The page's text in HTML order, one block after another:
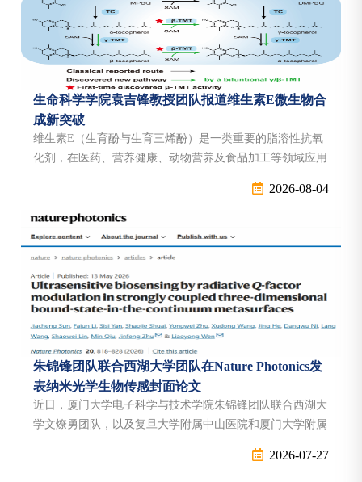
物，也可能成为抗生素耐药基...
生命科学学院袁吉锋教授团队报道维生素E微生物合
成新突破
维生素E（生育酚与生育三烯酚）是一类重要的脂溶性抗氧
化剂，在医药、营养健康、动物营养及食品加工等领域应用
体。当前，全球约80%的α-生育酚源于化学合成，而天然提
取则受限于植物生长周期冗长及分离纯化工艺繁杂等因素。
利用微生物细胞工厂构建绿色、可持续的生物合成路线是极
具潜力的替代策略，但该领域长期面临生育酚产量较低的瓶
颈。经典的植物源α-生育酚合成途径高...
2026-08-04
朱锦锋团队联合西湖大学团队在Nature Photonics发
表纳米光学生物传感封面论文
近日，厦门大学电子科学与技术学院朱锦锋团队联合西湖大
学文燎勇团队，以及复旦大学附属中山医院和厦门大学附属
展。相关成果以“UltrasensitivebiosensingbyradiativeQ-
2026-07-27
【南强学术讲座】Innovation in Electrochemical
technologies for the low carbon energy transition
2026-05-13 10:00:15
翔安校区嘉庚创新实验室3号楼二层报告厅
碳汇交易市场规则与金融治理方案
2026-04-21 15:30:00
则和司法实践启示
2026-04-08 15:30:40
软件园一期元汇楼807
《人文大讲堂》讲座